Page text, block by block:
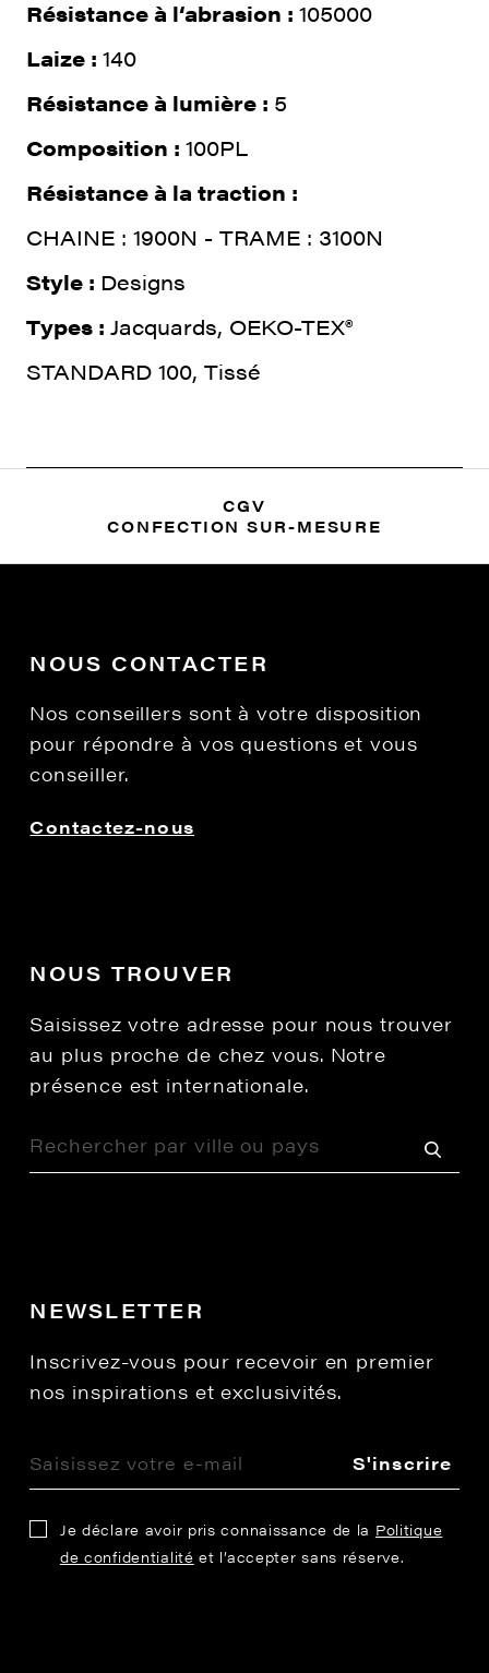
Résistance à l‘abrasion : 105000
Laize : 140
Résistance à lumière : 5
Composition : 100PL
Résistance à la traction :
CHAINE : 1900N - TRAME : 3100N
Style : Designs
Types : Jacquards, OEKO-TEX®
STANDARD 100, Tissé
CGV
CONFECTION SUR-MESURE
NOUS CONTACTER
Nos conseillers sont à votre disposition
pour répondre à vos questions et vous
conseiller.
Contactez-nous
NOUS TROUVER
Saisissez votre adresse pour nous trouver
au plus proche de chez vous. Notre
présence est internationale.
NEWSLETTER
Inscrivez-vous pour recevoir en premier
nos inspirations et exclusivités.
S'inscrire
Je déclare avoir pris connaissance de la Politique
de confidentialité et l’accepter sans réserve.